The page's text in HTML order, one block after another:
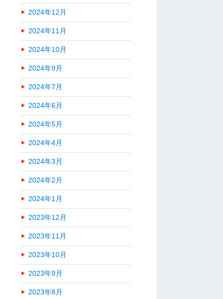
2024年12月
2024年11月
2024年10月
2024年9月
2024年7月
2024年6月
2024年5月
2024年4月
2024年3月
2024年2月
2024年1月
2023年12月
2023年11月
2023年10月
2023年9月
2023年8月